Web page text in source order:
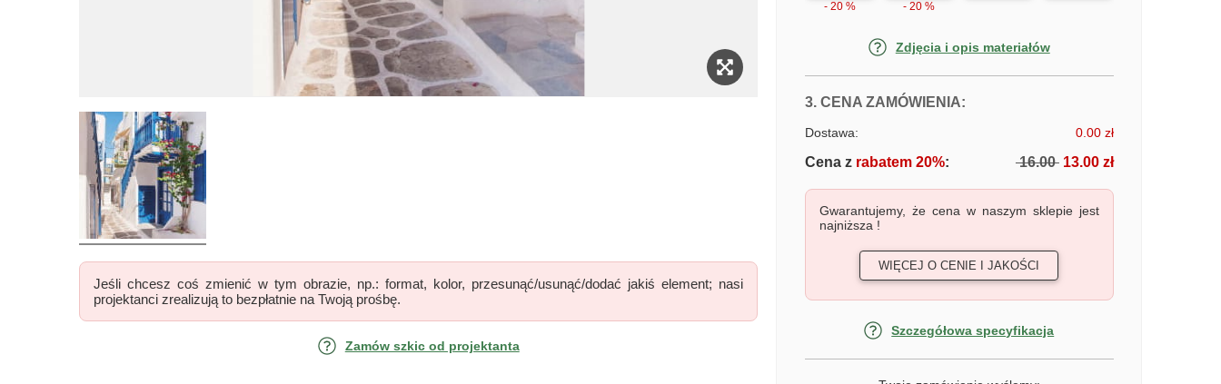
Jeśli chcesz coś zmienić w tym obrazie, np.: format, kolor, przesunąć/usunąć/dodać jakiś element; nasi
projektanci zrealizują to bezpłatnie na Twoją prośbę.
Zamów szkic od projektanta
- 20 % - 20 %
Zdjęcia i opis materiałów
3. CENA ZAMÓWIENIA:FOTOTAPETY WĄSKA ULICA
Dostawa: 0.00 zł
Cena zrabatem 20%: 16.0013.00 zł
Gwarantujemy, że cena w naszym sklepie jest
najniższa !
WIĘCEJ O CENIE I JAKOŚCI
Szczegółowa specyfikacja